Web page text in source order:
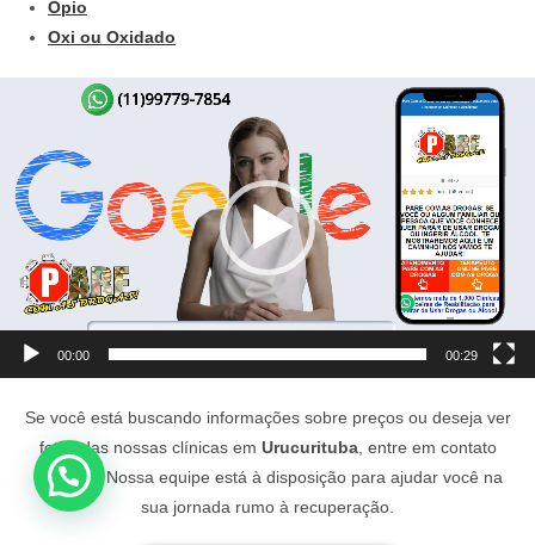
Ópio
Oxi ou Oxidado
00:00 00:29
Se você está buscando informações sobre preços ou deseja ver
fotos das nossas clínicas em Urucurituba, entre em contato
conosco. Nossa equipe está à disposição para ajudar você na
sua jornada rumo à recuperação.